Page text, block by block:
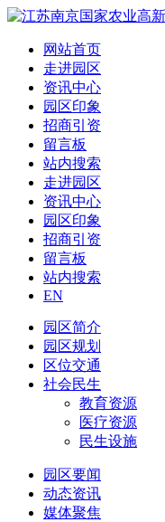
网站首页
走进园区
资讯中心
园区印象
招商引资
留言板
站内搜索
走进园区
资讯中心
园区印象
招商引资
留言板
站内搜索
EN
园区简介
园区规划
区位交通
社会民生
教育资源
医疗资源
民生设施
园区要闻
动态资讯
媒体聚焦